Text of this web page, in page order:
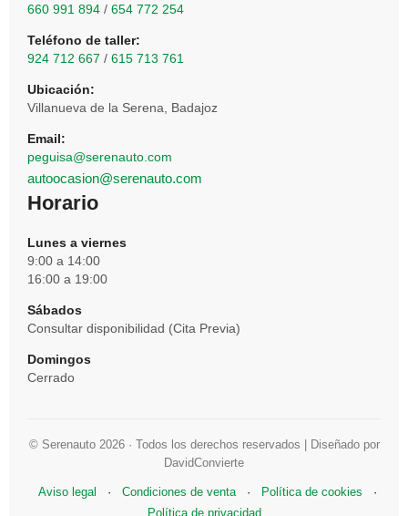
660 991 894 / 654 772 254
Teléfono de taller:
924 712 667 / 615 713 761
Ubicación:
Villanueva de la Serena, Badajoz
Email:
peguisa@serenauto.com
autoocasion@serenauto.com
Horario
Lunes a viernes
9:00 a 14:00
16:00 a 19:00
Sábados
Consultar disponibilidad (Cita Previa)
Domingos
Cerrado
© Serenauto 2026 · Todos los derechos reservados | Diseñado por
DavidConvierte
Aviso legal · Condiciones de venta · Política de cookies
·
Política de privacidad